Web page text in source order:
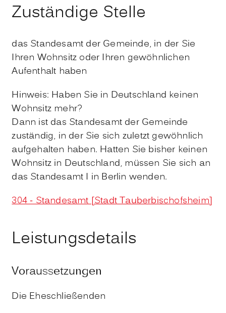
Zuständige Stelle
das Standesamt der Gemeinde, in der Sie
Ihren Wohnsitz oder Ihren gewöhnlichen
Aufenthalt haben
Hinweis: Haben Sie in Deutschland keinen
Wohnsitz mehr?
Dann ist das Standesamt der Gemeinde
zuständig, in der Sie sich zuletzt gewöhnlich
aufgehalten haben. Hatten Sie bisher keinen
Wohnsitz in Deutschland, müssen Sie sich an
das Standesamt I in Berlin wenden.
304 - Standesamt [Stadt Tauberbischofsheim]
Leistungsdetails
Voraussetzungen
Die Eheschließenden